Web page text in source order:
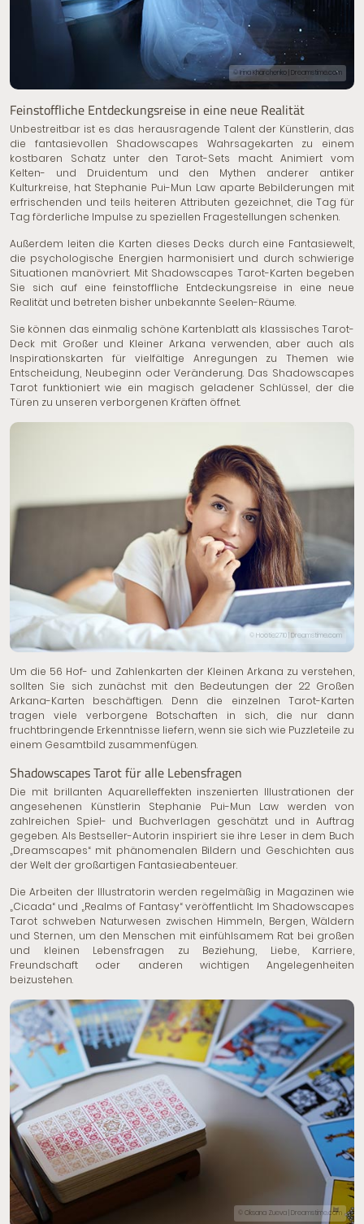
© Irina Kharchenko | Dreamstime.com
Feinstoffliche Entdeckungsreise in eine neue Realität
Unbestreitbar ist es das herausragende Talent der Künstlerin, das
die fantasievollen Shadowscapes Wahrsagekarten zu einem
kostbaren Schatz unter den Tarot-Sets macht. Animiert vom
Kelten- und Druidentum und den Mythen anderer antiker
Kulturkreise, hat Stephanie Pui-Mun Law aparte Bebilderungen mit
erfrischenden und teils heiteren Attributen gezeichnet, die Tag für
Tag förderliche Impulse zu speziellen Fragestellungen schenken.
Außerdem leiten die Karten dieses Decks durch eine Fantasiewelt,
die psychologische Energien harmonisiert und durch schwierige
Situationen manövriert. Mit Shadowscapes Tarot-Karten begeben
Sie sich auf eine feinstoffliche Entdeckungsreise in eine neue
Realität und betreten bisher unbekannte Seelen-Räume.
Sie können das einmalig schöne Kartenblatt als klassisches Tarot-
Deck mit Großer und Kleiner Arkana verwenden, aber auch als
Inspirationskarten für vielfältige Anregungen zu Themen wie
Entscheidung, Neubeginn oder Veränderung. Das Shadowscapes
Tarot funktioniert wie ein magisch geladener Schlüssel, der die
Türen zu unseren verborgenen Kräften öffnet.
© Hootie2710 | Dreamstime.com
Um die 56 Hof- und Zahlenkarten der Kleinen Arkana zu verstehen,
sollten Sie sich zunächst mit den Bedeutungen der 22 Großen
Arkana-Karten beschäftigen. Denn die einzelnen Tarot-Karten
tragen viele verborgene Botschaften in sich, die nur dann
fruchtbringende Erkenntnisse liefern, wenn sie sich wie Puzzleteile zu
einem Gesamtbild zusammenfügen.
Shadowscapes Tarot für alle Lebensfragen
Die mit brillanten Aquarelleffekten inszenierten Illustrationen der
angesehenen Künstlerin Stephanie Pui-Mun Law werden von
zahlreichen Spiel- und Buchverlagen geschätzt und in Auftrag
gegeben. Als Bestseller-Autorin inspiriert sie ihre Leser in dem Buch
„Dreamscapes“ mit phänomenalen Bildern und Geschichten aus
der Welt der großartigen Fantasieabenteuer.
Die Arbeiten der Illustratorin werden regelmäßig in Magazinen wie
„Cicada“ und „Realms of Fantasy“ veröffentlicht. Im Shadowscapes
Tarot schweben Naturwesen zwischen Himmeln, Bergen, Wäldern
und Sternen, um den Menschen mit einfühlsamem Rat bei großen
und kleinen Lebensfragen zu Beziehung, Liebe, Karriere,
Freundschaft oder anderen wichtigen Angelegenheiten
beizustehen.
© Oksana Zueva | Dreamstime.com